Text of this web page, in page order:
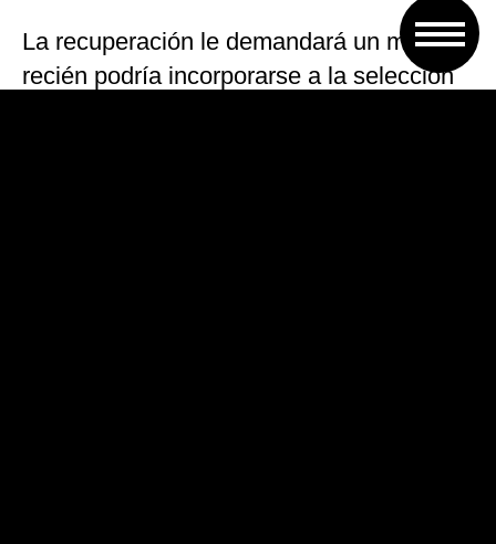
La recuperación le demandará un mes y
recién podría incorporarse a la selección